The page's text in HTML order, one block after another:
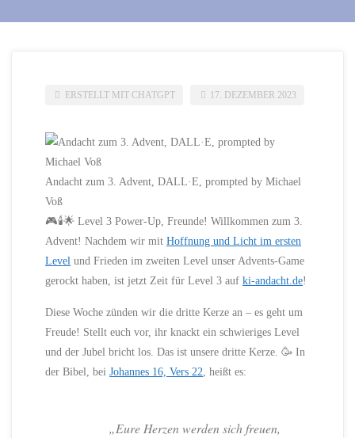
ERSTELLT MIT CHATGPT 17. DEZEMBER 2023
Andacht zum 3. Advent, DALL·E, prompted by Michael
Voß
🎮🕯️🌟 Level 3 Power-Up, Freunde! Willkommen zum 3.
Advent! Nachdem wir mitHoffnung und Licht im ersten
Level und Frieden im zweiten Level unser Advents-Game
gerockt haben, ist jetzt Zeit für Level 3 aufki-andacht.de!
Diese Woche zünden wir die dritte Kerze an – es geht um
Freude! Stellt euch vor, ihr knackt ein schwieriges Level
und der Jubel bricht los. Das ist unsere dritte Kerze. 🥳 In
der Bibel, beiJohannes 16, Vers 22 , heißt es:
„Eure Herzen werden sich freuen,